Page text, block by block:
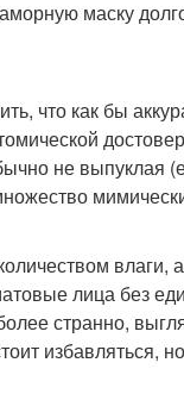
маску
что как бы
не выпуклая
влаги,
лица без
странно,
избавляться,